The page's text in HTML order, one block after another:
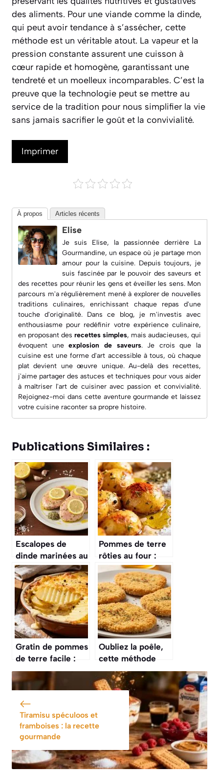
des aliments. Pour une viande comme la dinde,
qui peut avoir tendance à s’assécher, cette
méthode est un véritable atout. La vapeur et la
pression constante assurent une cuisson à
cœur rapide et homogène, garantissant une
tendreté et un moelleux incomparables. C’est la
preuve que la technologie peut se mettre au
service de la tradition pour nous simplifier la vie
sans jamais sacrifier le goût et la convivialité.
Imprimer
À propos Articles récents
Elise
Je suis Elise, la passionnée derrière La
Gourmandine, un espace où je partage mon
amour pour la cuisine. Depuis toujours, je
suis fascinée par le pouvoir des saveurs et
des recettes pour réunir les gens et éveiller les sens. Mon
parcours m'a régulièrement mené à explorer de nouvelles
traditions culinaires, enrichissant chaque repas d'une
touche d'originalité. Dans ce blog, je m'investis avec
enthousiasme pour redéfinir votre expérience culinaire,
en proposant des recettes simples, mais audacieuses, qui
évoquent uneexplosion de saveurs. Je crois que la
cuisine est une forme d'art accessible à tous, où chaque
plat devient une œuvre unique. Au-delà des recettes,
j'aime partager des astuces et techniques pour vous aider
à maîtriser l'art de cuisiner avec passion et convivialité.
Rejoignez-moi dans cette aventure gourmande et laissez
votre cuisine raconter sa propre histoire.
Publications Similaires :
Escalopes de
dinde marinées au
citron : recette
gourmande et
facile
Pommes de terre
rôties au four :
recette facile et
savoureuse
Gratin de pommes
de terre facile :
recette rapide et
savoureuse
Oubliez la poêle,
cette méthode
pour cuire des
escalopes de
dinde au four
Tiramisu spéculoos et
framboises : la recette
gourmande